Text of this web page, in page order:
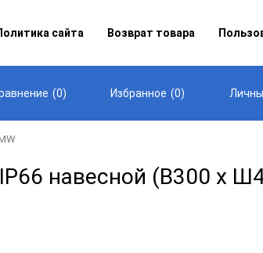
сайта Возврат товара
(0) Избранное (0)
навесной (В300 x